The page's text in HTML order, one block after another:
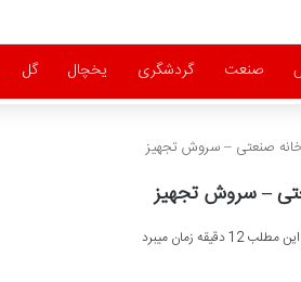
صنعت گردشگری یخچال گل
صنعتی – سروش تجهیز
– سروش تجهیز
12 دقیقه زمان میبرد